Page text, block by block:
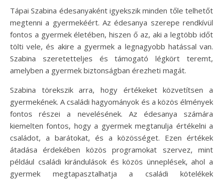
Tápai Szabina édesanyaként igyekszik minden tőle telhetőt
megtenni a gyermekéért. Az édesanya szerepe rendkívül
fontos a gyermek életében, hiszen ő az, aki a legtöbb időt
tölti vele, és akire a gyermek a legnagyobb hatással van.
Szabina szeretetteljes és támogató légkört teremt,
amelyben a gyermek biztonságban érezheti magát.
Szabina törekszik arra, hogy értékeket közvetítsen a
gyermekének. A családi hagyományok és a közös élmények
fontos részei a nevelésének. Az édesanya számára
kiemelten fontos, hogy a gyermek megtanulja értékelni a
családot, a barátokat, és a közösséget. Ezen értékek
átadása érdekében közös programokat szervez, mint
például családi kirándulások és közös ünneplések, ahol a
gyermek megtapasztalhatja a családi kötelékek